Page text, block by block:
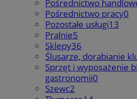
Pośrednictwo
Pośrednictwo pracy0
Pozostałe usługi13
Pralnie5
Sklepy36
Ślusarze, dorabianie
Sprzęt i wyposażenie
gastronomii0
Szewc2